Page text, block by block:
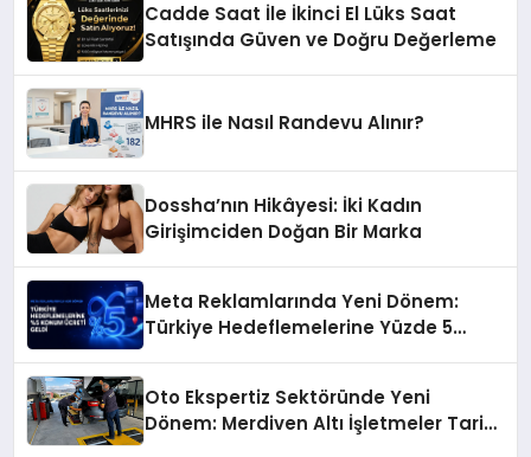
Cadde Saat İle İkinci El Lüks Saat
Satışında Güven ve Doğru Değerleme
MHRS ile Nasıl Randevu Alınır?
Dossha’nın Hikâyesi: İki Kadın
Girişimciden Doğan Bir Marka
Meta Reklamlarında Yeni Dönem:
Türkiye Hedeflemelerine Yüzde 5
Oto Ekspertiz Sektöründe Yeni
Dönem: Merdiven Altı İşletmeler Tarih